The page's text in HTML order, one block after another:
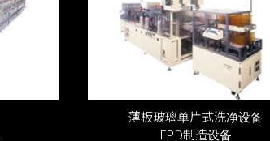
薄板玻璃单片式洗净设备
FPD制造设备